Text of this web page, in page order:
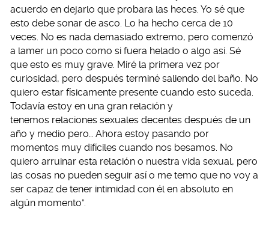
acuerdo en dejarlo que probara las heces. Yo sé que
esto debe sonar de asco. Lo ha hecho cerca de 10
veces. No es nada demasiado extremo, pero comenzó
a lamer un poco como si fuera helado o algo así. Sé
que esto es muy grave. Miré la primera vez por
curiosidad, pero después terminé saliendo del baño. No
quiero estar físicamente presente cuando esto suceda.
Todavía estoy en una gran relación y
tenemos relaciones sexuales decentes después de un
año y medio pero… Ahora estoy pasando por
momentos muy difíciles cuando nos besamos. No
quiero arruinar esta relación o nuestra vida sexual, pero
las cosas no pueden seguir así o me temo que no voy a
ser capaz de tener intimidad con él en absoluto en
algún momento”.